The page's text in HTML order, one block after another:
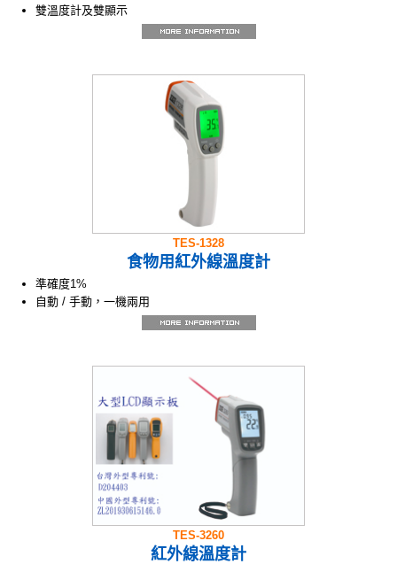
雙溫度計及雙顯示
背光顯示 / 雷射指示測量位置
99筆手動資料記錄儲存及讀取功能
TES-1328
食物用紅外線溫度計
準確度1%
自動 / 手動，一機兩用
自動品管掃瞄功能 Auto QC Scan Alarm
飲料、酒品、食物、烹飪、溫泉……
前端LED光點量測定位
TES-3260
紅外線溫度計